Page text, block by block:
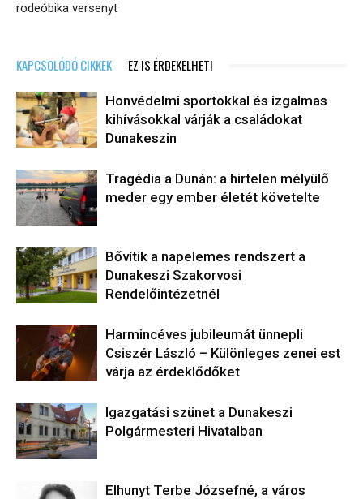
rodeóbika versenyt
KAPCSOLÓDÓ CIKKEK EZ IS ÉRDEKELHETI
Honvédelmi sportokkal és izgalmas
kihívásokkal várják a családokat
Dunakeszin
Tragédia a Dunán: a hirtelen mélyülő
meder egy ember életét követelte
Bővítik a napelemes rendszert a
Dunakeszi Szakorvosi
Rendelőintézetnél
Harmincéves jubileumát ünnepli
Csiszér László – Különleges zenei est
várja az érdeklődőket
Igazgatási szünet a Dunakeszi
Polgármesteri Hivatalban
Elhunyt Terbe Józsefné, a város